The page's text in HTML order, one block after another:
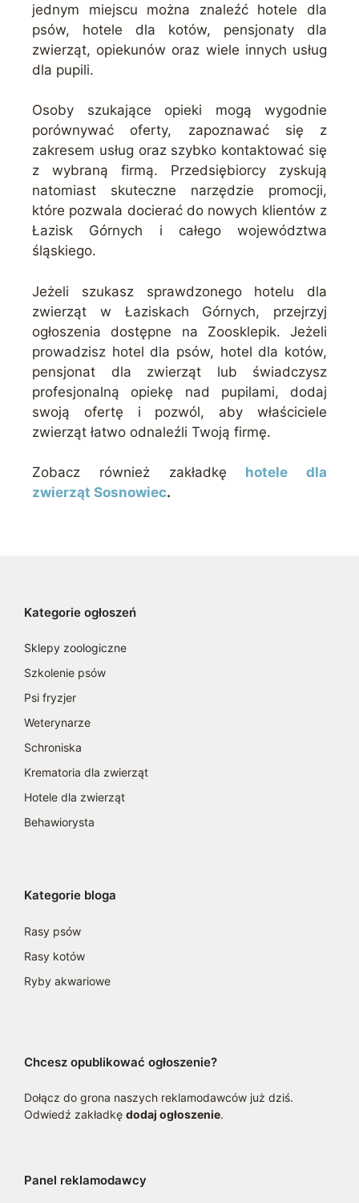
jednym miejscu można znaleźć hotele dla
psów, hotele dla kotów, pensjonaty dla
zwierząt, opiekunów oraz wiele innych usług
dla pupili.
Osoby szukające opieki mogą wygodnie
porównywać oferty, zapoznawać się z
zakresem usług oraz szybko kontaktować się
z wybraną firmą. Przedsiębiorcy zyskują
natomiast skuteczne narzędzie promocji,
które pozwala docierać do nowych klientów z
Łazisk Górnych i całego województwa
śląskiego.
Jeżeli szukasz sprawdzonego hotelu dla
zwierząt w Łaziskach Górnych, przejrzyj
ogłoszenia dostępne na Zoosklepik. Jeżeli
prowadzisz hotel dla psów, hotel dla kotów,
pensjonat dla zwierząt lub świadczysz
profesjonalną opiekę nad pupilami, dodaj
swoją ofertę i pozwól, aby właściciele
zwierząt łatwo odnaleźli Twoją firmę.
Zobacz również zakładkę hotele dla
zwierząt Sosnowiec.
Kategorie ogłoszeń
Sklepy zoologiczne
Szkolenie psów
Psi fryzjer
Weterynarze
Schroniska
Krematoria dla zwierząt
Hotele dla zwierząt
Behawiorysta
Kategorie bloga
Rasy psów
Rasy kotów
Ryby akwariowe
Chcesz opublikować ogłoszenie?
Dołącz do grona naszych reklamodawców już dziś.
Odwiedź zakładkę dodaj ogłoszenie.
Panel reklamodawcy